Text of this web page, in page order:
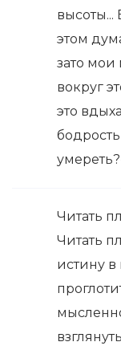
высоты...
этом
зато мои
вокруг
это
Читать
Читать
истину